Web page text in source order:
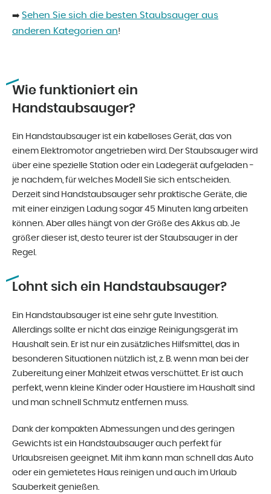
➡️ Sehen Sie sich die besten Staubsauger aus
anderen Kategorien an!
Wie funktioniert ein
Handstaubsauger?
Ein Handstaubsauger ist ein kabelloses Gerät, das von
einem Elektromotor angetrieben wird. Der Staubsauger wird
über eine spezielle Station oder ein Ladegerät aufgeladen -
je nachdem, für welches Modell Sie sich entscheiden.
Derzeit sind Handstaubsauger sehr praktische Geräte, die
mit einer einzigen Ladung sogar 45 Minuten lang arbeiten
können. Aber alles hängt von der Größe des Akkus ab. Je
größer dieser ist, desto teurer ist der Staubsauger in der
Regel.
Lohnt sich ein Handstaubsauger?
Ein Handstaubsauger ist eine sehr gute Investition.
Allerdings sollte er nicht das einzige Reinigungsgerät im
Haushalt sein. Er ist nur ein zusätzliches Hilfsmittel, das in
besonderen Situationen nützlich ist, z. B. wenn man bei der
Zubereitung einer Mahlzeit etwas verschüttet. Er ist auch
perfekt, wenn kleine Kinder oder Haustiere im Haushalt sind
und man schnell Schmutz entfernen muss.
Dank der kompakten Abmessungen und des geringen
Gewichts ist ein Handstaubsauger auch perfekt für
Urlaubsreisen geeignet. Mit ihm kann man schnell das Auto
oder ein gemietetes Haus reinigen und auch im Urlaub
Sauberkeit genießen.